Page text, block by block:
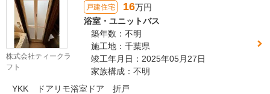
株式会社ティークラ
フト
戸建住宅 16万円
浴室・ユニットバス
築年数：不明
施工地：千葉県
竣工年月日：2025年05月27日
家族構成：不明
YKK ドアリモ浴室ドア 折戸